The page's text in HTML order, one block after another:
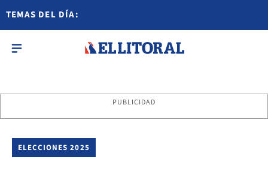
TEMAS DEL DÍA:
PUBLICIDAD
ELECCIONES 2025